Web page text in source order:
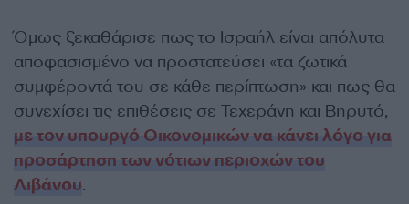
Όμως ξεκαθάρισε πως το Ισραήλ είναι απόλυτα
αποφασισμένο να προστατεύσει «τα ζωτικά
συμφέροντά του σε κάθε περίπτωση» και πως θα
συνεχίσει τις επιθέσεις σε Τεχεράνη και Βηρυτό,
με τον υπουργό Οικονομικών να κάνει λόγο για
προσάρτηση των νότιων περιοχών του
Λιβάνου.